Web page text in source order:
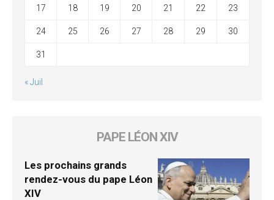
17 18 19 20 21 22 23
24 25 26 27 28 29 30
31
« Juil
PAPE LÉON XIV
Les prochains grands
rendez-vous du pape Léon
XIV